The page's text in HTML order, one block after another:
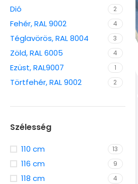
Dió 2
Fehér, RAL 9002 4
Téglavörös, RAL 8004 3
Zöld, RAL 6005 4
Ezüst, RAL9007 1
Törtfehér, RAL 9002 2
Szélesség
110 cm 13
116 cm 9
118 cm 4